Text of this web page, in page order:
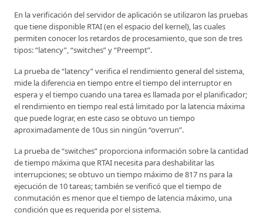
En la verificación del servidor de aplicación se utilizaron las pruebas
que tiene disponible RTAI (en el espacio del kernel), las cuales
permiten conocer los retardos de procesamiento, que son de tres
tipos: “latency”, “switches” y “Preempt”.
La prueba de “latency” verifica el rendimiento general del sistema,
mide la diferencia en tiempo entre el tiempo del interruptor en
espera y el tiempo cuando una tarea es llamada por el planificador;
el rendimiento en tiempo real está limitado por la latencia máxima
que puede lograr, en este caso se obtuvo un tiempo
aproximadamente de 10us sin ningún “overrun”.
La prueba de “switches” proporciona información sobre la cantidad
de tiempo máxima que RTAI necesita para deshabilitar las
interrupciones; se obtuvo un tiempo máximo de 817 ns para la
ejecución de 10 tareas; también se verificó que el tiempo de
conmutación es menor que el tiempo de latencia máximo, una
condición que es requerida por el sistema.